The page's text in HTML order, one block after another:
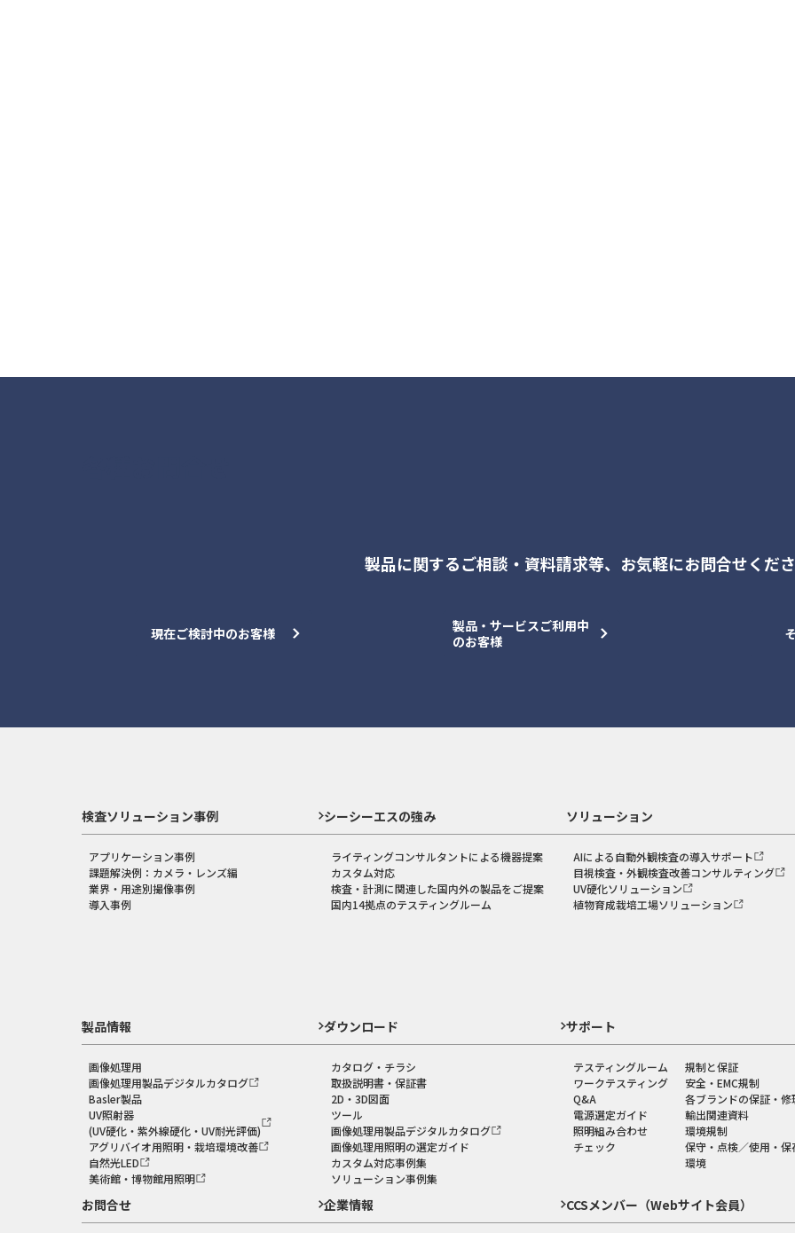
製品に関するご相談・資料請求等、 お気軽にお問合せくださ
現在ご検討中のお客様
製品・サービスご利用中
のお客様
検査ソリューション事例
アプリケーション事例
課題解決例：カメラ・レンズ編
業界・用途別撮像事例
導入事例
シーシーエスの強み
ライティングコンサルタントによる機器提案
カスタム対応
検査・計測に関連した国内外の製品をご提案
国内14拠点のテスティングルーム
ソリューション
AIによる自動外観検査の導入サポート
目視検査・外観検査改善コンサルティング
UV硬化ソリューション
植物育成栽培工場ソリューション
製品情報
画像処理用
画像処理用製品デジタルカタログ
Basler製品
UV照射器
(UV硬化・紫外線硬化・UV耐光評価)
アグリバイオ用照明・栽培環境改善
自然光LED
美術館・博物館用照明
ダウンロード
カタログ・チラシ
取扱説明書・保証書
2D・3D図面
ツール
画像処理用製品デジタルカタログ
画像処理用照明の選定ガイド
カスタム対応事例集
ソリューション事例集
サポート
テスティングルーム
ワークテスティング
Q&A
電源選定ガイド
照明組み合わせ
チェック
規制と保証
安全・EMC規制
各ブランドの保証・修
輸出関連資料
環境規制
保守・点検／使用・保
環境
お問合せ 企業情報 CCSメンバー（Webサイト会員）